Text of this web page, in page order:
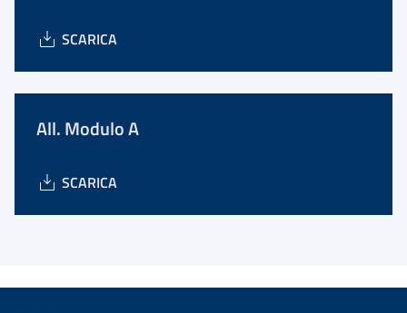
SCARICA
All. Modulo A
SCARICA